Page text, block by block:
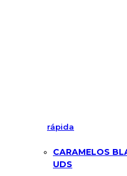
rápida
CARAMELOS
UDS